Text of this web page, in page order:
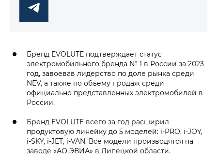
Бренд EVOLUTE подтверждает статус
электромобильного бренда № 1 в России за 2023
год, завоевав лидерство по доле рынка среди
NEV, а также по объему продаж среди
официально представленных электромобилей в
России.
Бренд EVOLUTE всего за год расширил
продуктовую линейку до 5 моделей: i‑PRO, i‑JOY,
i‑SKY, i‑JET, i‑VAN. Все модели производятся на
заводе «АО ЭВИА» в Липецкой области.